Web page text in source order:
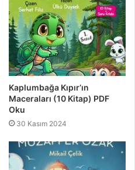
Kaplumbağa Kıpır’ın
Maceraları (10 Kitap) PDF
Oku
30 Kasım 2024